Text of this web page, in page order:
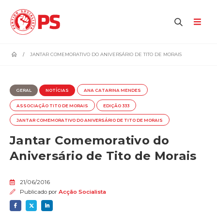
JANTAR COMEMORATIVO DO ANIVERSÁRIO DE TITO DE MORAIS
GERAL NOTÍCIAS ANA CATARINA MENDES
ASSOCIAÇÃO TITO DE MORAIS EDIÇÃO 333
JANTAR COMEMORATIVO DO ANIVERSÁRIO DE TITO DE MORAIS
Jantar Comemorativo do
Aniversário de Tito de Morais
21/06/2016
Publicado por Acção Socialista